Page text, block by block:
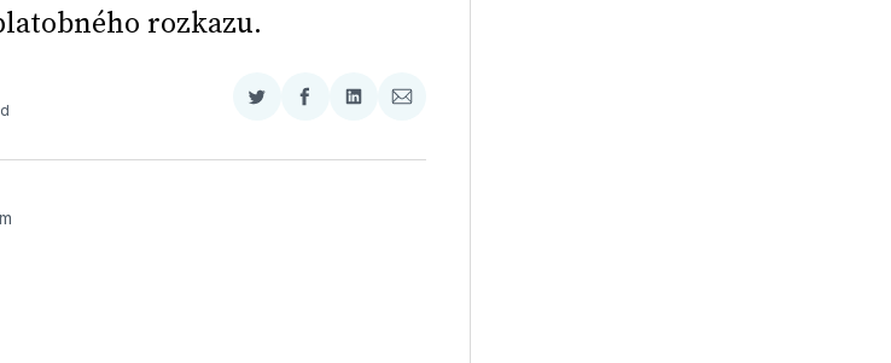
rozkazu.
Zdieľať
Twitter
Zdieľať
Facebooku
Zdieľať
LinkedIne
Zdieľať
E-